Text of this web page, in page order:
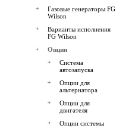
Газовые генераторы FG
Wilson
Варианты исполнения
FG Wilson
Опции
Система
автозапуска
Опции для
альтернатора
Опции для
двигателя
Опции системы